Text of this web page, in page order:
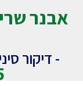
אבנר
- דיקור